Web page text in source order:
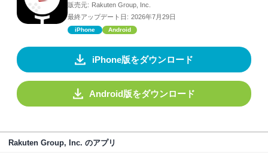
販売元: Rakuten Group, Inc.
最終アップデート日: 2026年7月29日
iPhone Android
iPhone版をダウンロード
Android版をダウンロード
Rakuten Group, Inc. のアプリ